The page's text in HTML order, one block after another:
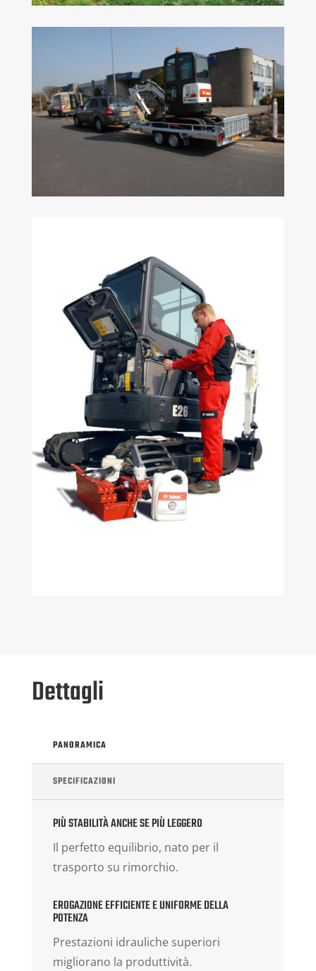
Dettagli
PANORAMICA
SPECIFICAZIONI
PIÙ STABILITÀ ANCHE SE PIÙ LEGGERO
Il perfetto equilibrio, nato per il
trasporto su rimorchio.
EROGAZIONE EFFICIENTE E UNIFORME DELLA
POTENZA
Prestazioni idrauliche superiori
migliorano la produttività.